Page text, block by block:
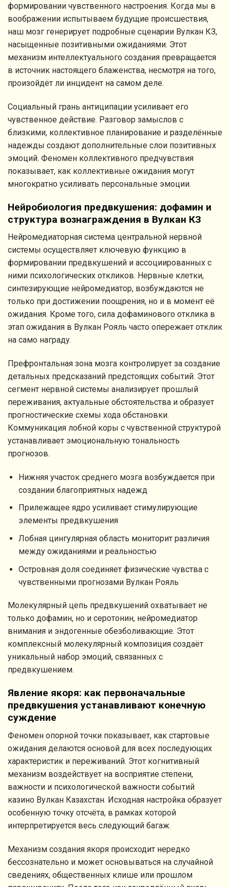
формировании чувственного настроения. Когда мы в
воображении испытываем будущие происшествия,
наш мозг генерирует подробные сценарии Вулкан КЗ,
насыщенные позитивными ожиданиями. Этот
механизм интеллектуального создания превращается
в источник настоящего блаженства, несмотря на того,
произойдёт ли инцидент на самом деле.
Социальный грань антиципации усиливает его
чувственное действие. Разговор замыслов с
близкими, коллективное планирование и разделённые
надежды создают дополнительные слои позитивных
эмоций. Феномен коллективного предчувствия
показывает, как коллективные ожидания могут
многократно усиливать персональные эмоции.
Нейробиология предвкушения: дофамин и
структура вознаграждения в Вулкан КЗ
Нейромедиаторная система центральной нервной
системы осуществляет ключевую функцию в
формировании предвкушений и ассоциированных с
ними психологических откликов. Нервные клетки,
синтезирующие нейромедиатор, возбуждаются не
только при достижении поощрения, но и в момент её
ожидания. Кроме того, сила дофаминового отклика в
этап ожидания в Вулкан Рояль часто опережает отклик
на само награду.
Префронтальная зона мозга контролирует за создание
детальных предсказаний предстоящих событий. Этот
сегмент нервной системы анализирует прошлый
переживания, актуальные обстоятельства и образует
прогностические схемы хода обстановки.
Коммуникация лобной коры с чувственной структурой
устанавливает эмоциональную тональность
прогнозов.
Нижняя участок среднего мозга возбуждается при
создании благоприятных надежд
Прилежащее ядро усиливает стимулирующие
элементы предвкушения
Лобная цингулярная область мониторит различия
между ожиданиями и реальностью
Островная доля соединяет физические чувства с
чувственными прогнозами Вулкан Рояль
Молекулярный цепь предвкушений охватывает не
только дофамин, но и серотонин, нейромедиатор
внимания и эндогенные обезболивающие. Этот
комплексный молекулярный композиция создаёт
уникальный набор эмоций, связанных с
предвкушением.
Явление якоря: как первоначальные
предвкушения устанавливают конечную
суждение
Феномен опорной точки показывает, как стартовые
ожидания делаются основой для всех последующих
характеристик и переживаний. Этот когнитивный
механизм воздействует на восприятие степени,
важности и психологической важности событий
казино Вулкан Казахстан. Исходная настройка образует
особенную точку отсчёта, в рамках которой
интерпретируется весь следующий багаж.
Механизм создания якоря происходит нередко
бессознательно и может основываться на случайной
сведениях, общественных клише или прошлом